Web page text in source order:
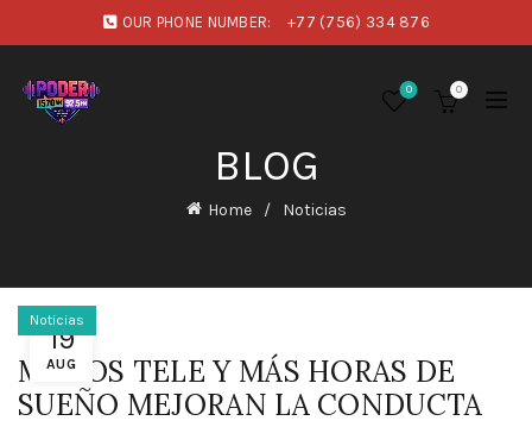
OUR PHONE NUMBER: +77 (756) 334 876
0 0
BLOG
Home Noticias
19
AUG
Noticias
MENOS TELE Y MÁS HORAS DE
SUEÑO MEJORAN LA CONDUCTA